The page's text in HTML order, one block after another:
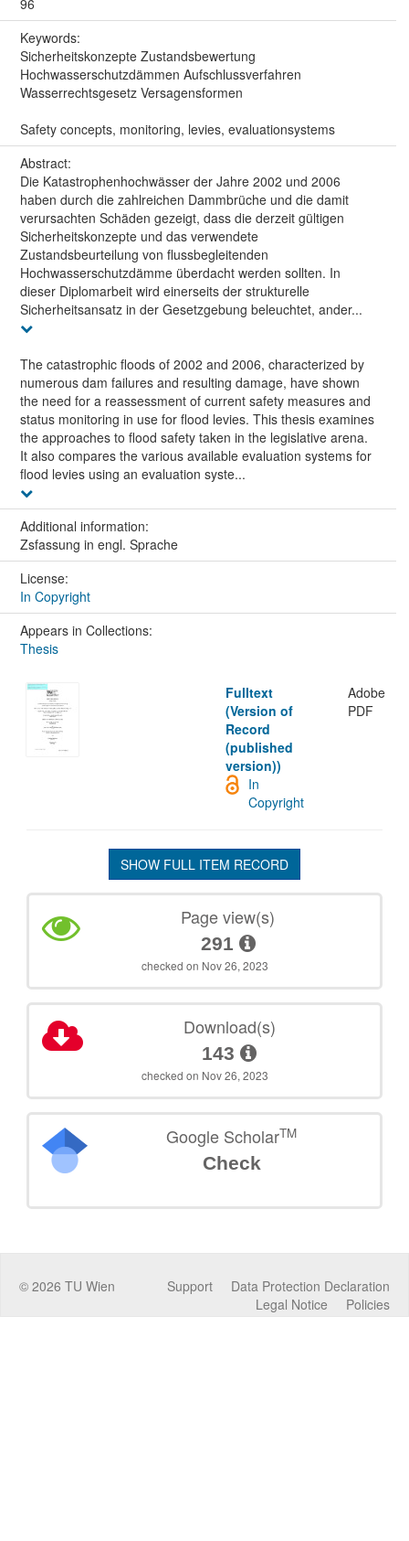
96
Keywords:
Sicherheitskonzepte Zustandsbewertung
Hochwasserschutzdämmen Aufschlussverfahren
Wasserrechtsgesetz Versagensformen
Safety concepts, monitoring, levies, evaluationsystems
Abstract:
Die Katastrophenhochwässer der Jahre 2002 und 2006
haben durch die zahlreichen Dammbrüche und die damit
verursachten Schäden gezeigt, dass die derzeit gültigen
Sicherheitskonzepte und das verwendete
Zustandsbeurteilung von flussbegleitenden
Hochwasserschutzdämme überdacht werden sollten. In
dieser Diplomarbeit wird einerseits der strukturelle
Sicherheitsansatz in der Gesetzgebung beleuchtet, ander...
The catastrophic floods of 2002 and 2006, characterized by
numerous dam failures and resulting damage, have shown
the need for a reassessment of current safety measures and
status monitoring in use for flood levies. This thesis examines
the approaches to flood safety taken in the legislative arena.
It also compares the various available evaluation systems for
flood levies using an evaluation syste...
Additional information:
Zsfassung in engl. Sprache
License:
In Copyright
Appears in Collections:
Thesis
Fulltext
(Version of
Record
(published
version))
Adobe
PDF
In
Copyright
SHOW FULL ITEM RECORD
Page view(s)
291
checked on Nov 26, 2023
Download(s)
143
checked on Nov 26, 2023
Google ScholarTM
Check
© 2026 TU Wien Data Protection Declaration
Support
Policies
Legal Notice